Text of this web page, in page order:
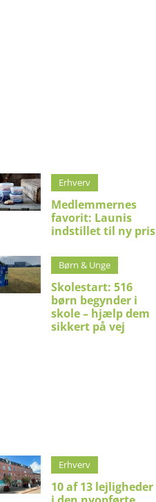
Erhverv
Medlemmernes
favorit: Launis
indstillet til ny pris
Børn & Unge
Skolestart: 516
børn begynder i
skole – hjælp dem
sikkert på vej
Erhverv
10 af 13 lejligheder